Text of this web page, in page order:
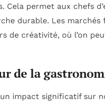
Cela permet aux chefs
durable. Les
de créativité, où l’on
de la
impact significatif sur